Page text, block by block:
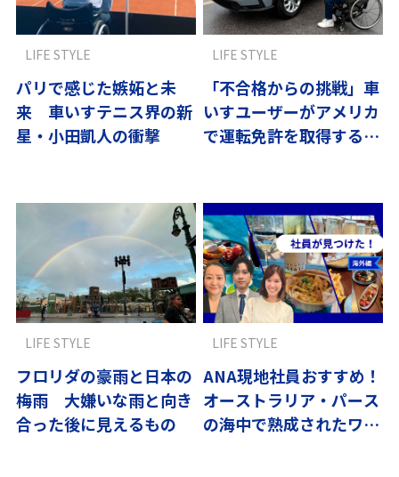
パリで感じた嫉妬と未
来 車いすテニス界の新
星・小田凱人の衝撃
LIFE STYLE
「不合格からの挑戦」車
いすユーザーがアメリカ
で運転免許を取得するま
LIFE STYLE
フロリダの豪雨と日本の
梅雨 大嫌いな雨と向き
合った後に見えるもの
LIFE STYLE
ANA現地社員おすすめ！
オーストラリア・パース
の海中で熟成されたワイ
LIFE STYLE